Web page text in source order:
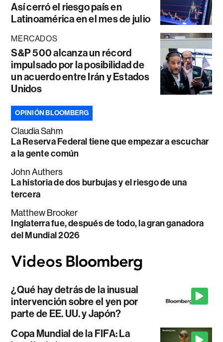
Así cerró el riesgo país en
Latinoamérica en el mes de julio
MERCADOS
S&P 500 alcanza un récord
impulsado por la posibilidad de
un acuerdo entre Irán y Estados
Unidos
OPINIÓN BLOOMBERG
Claudia Sahm
La Reserva Federal tiene que empezar a escuchar
a la gente común
John Authers
La historia de dos burbujas y el riesgo de una
tercera
Matthew Brooker
Inglaterra fue, después de todo, la gran ganadora
del Mundial 2026
¿Qué hay detrás de la inusual
intervención sobre el yen por
parte de EE. UU. y Japón?
Copa Mundial de la FIFA: La